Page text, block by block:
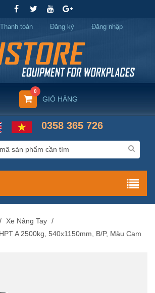
Thanh toán Đăng ký Đăng nhập
GIỎ HÀNG
0
0358 365 726
/ Xe Nâng Tay /
A 2500kg, 540x1150mm, B/P, Màu Cam